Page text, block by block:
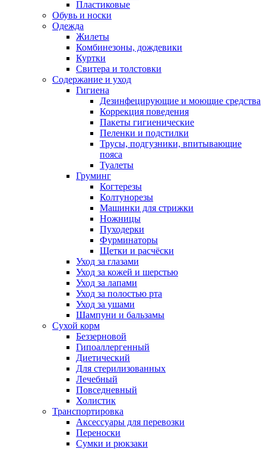
Пластиковые
Обувь и носки
Одежда
Жилеты
Комбинезоны, дождевики
Куртки
Свитера и толстовки
Содержание и уход
Гигиена
Дезинфецирующие и моющие средства
Коррекция поведения
Пакеты гигиенические
Пеленки и подстилки
Трусы, подгузники, впитывающие
пояса
Туалеты
Груминг
Когтерезы
Колтунорезы
Машинки для стрижки
Ножницы
Пуходерки
Фурминаторы
Щетки и расчёски
Уход за глазами
Уход за кожей и шерстью
Уход за лапами
Уход за полостью рта
Уход за ушами
Шампуни и бальзамы
Сухой корм
Беззерновой
Гипоаллергенный
Диетический
Для стерилизованных
Лечебный
Повседневный
Холистик
Транспортировка
Аксессуары для перевозки
Переноски
Сумки и рюкзаки